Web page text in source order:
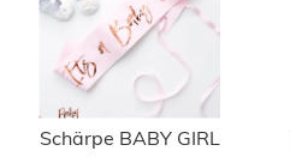
Schärpe BABY GIRL